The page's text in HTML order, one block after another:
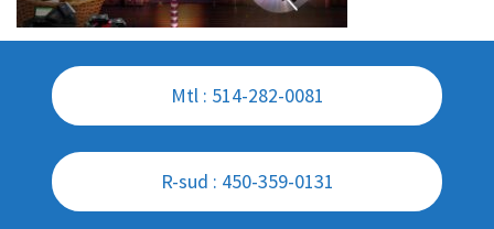
Mtl : 514-282-0081
R-sud : 450-359-0131